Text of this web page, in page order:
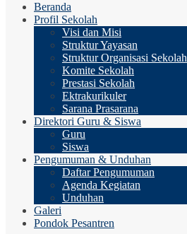
Beranda
Profil Sekolah
Visi dan Misi
Struktur Yayasan
Struktur Organisasi Sekolah
Komite Sekolah
Prestasi Sekolah
Ektrakurikuler
Sarana Prasarana
Direktori Guru & Siswa
Guru
Siswa
Pengumuman & Unduhan
Daftar Pengumuman
Agenda Kegiatan
Unduhan
Galeri
Pondok Pesantren